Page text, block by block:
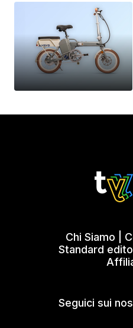
Chi Siamo
Standard
Seguici sui